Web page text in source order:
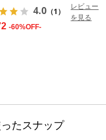
4.0 （1）
レビュー
を見る
-60%OFF-
たスナップ